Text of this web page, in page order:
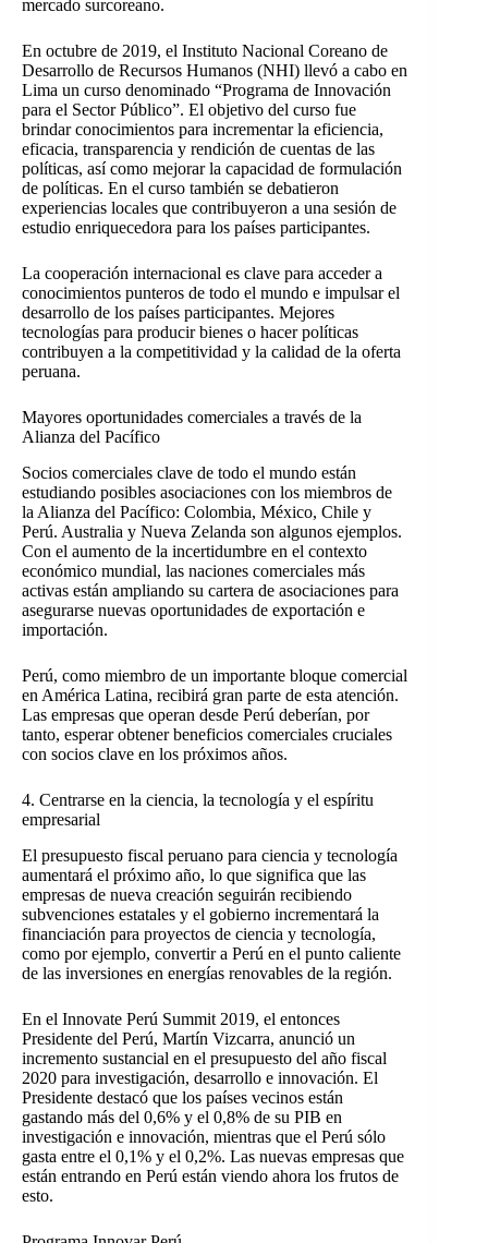
mercado surcoreano.
En octubre de 2019, el Instituto Nacional Coreano de
Desarrollo de Recursos Humanos (NHI) llevó a cabo en
Lima un curso denominado “Programa de Innovación
para el Sector Público”. El objetivo del curso fue
brindar conocimientos para incrementar la eficiencia,
eficacia, transparencia y rendición de cuentas de las
políticas, así como mejorar la capacidad de formulación
de políticas. En el curso también se debatieron
experiencias locales que contribuyeron a una sesión de
estudio enriquecedora para los países participantes.
La cooperación internacional es clave para acceder a
conocimientos punteros de todo el mundo e impulsar el
desarrollo de los países participantes. Mejores
tecnologías para producir bienes o hacer políticas
contribuyen a la competitividad y la calidad de la oferta
peruana.
Mayores oportunidades comerciales a través de la
Alianza del Pacífico
Socios comerciales clave de todo el mundo están
estudiando posibles asociaciones con los miembros de
la Alianza del Pacífico: Colombia, México, Chile y
Perú. Australia y Nueva Zelanda son algunos ejemplos.
Con el aumento de la incertidumbre en el contexto
económico mundial, las naciones comerciales más
activas están ampliando su cartera de asociaciones para
asegurarse nuevas oportunidades de exportación e
importación.
Perú, como miembro de un importante bloque comercial
en América Latina, recibirá gran parte de esta atención.
Las empresas que operan desde Perú deberían, por
tanto, esperar obtener beneficios comerciales cruciales
con socios clave en los próximos años.
4. Centrarse en la ciencia, la tecnología y el espíritu
empresarial
El presupuesto fiscal peruano para ciencia y tecnología
aumentará el próximo año, lo que significa que las
empresas de nueva creación seguirán recibiendo
subvenciones estatales y el gobierno incrementará la
financiación para proyectos de ciencia y tecnología,
como por ejemplo, convertir a Perú en el punto caliente
de las inversiones en energías renovables de la región.
En el Innovate Perú Summit 2019, el entonces
Presidente del Perú, Martín Vizcarra, anunció un
incremento sustancial en el presupuesto del año fiscal
2020 para investigación, desarrollo e innovación. El
Presidente destacó que los países vecinos están
gastando más del 0,6% y el 0,8% de su PIB en
investigación e innovación, mientras que el Perú sólo
gasta entre el 0,1% y el 0,2%. Las nuevas empresas que
están entrando en Perú están viendo ahora los frutos de
esto.